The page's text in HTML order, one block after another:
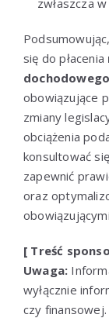
się do płacenia
dochodowego
obowiązujące
zmiany
obciążenia
konsultować
zapewnić
oraz
[ Treść
Uwaga:
wyłącznie
czy finansowej.